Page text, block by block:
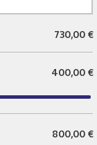
730,00 €
400,00 €
800,00 €